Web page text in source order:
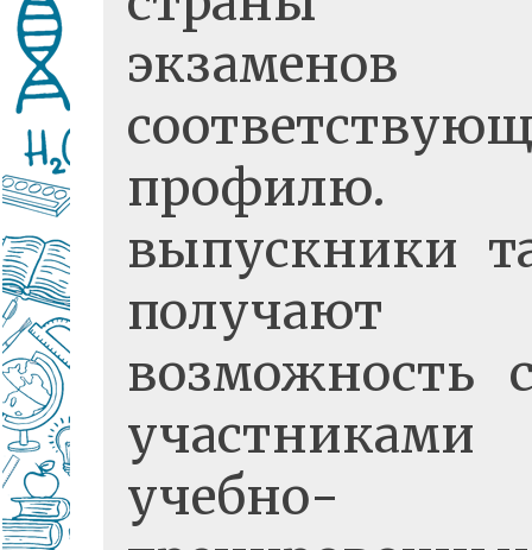
профилю.
выпускники
получают
возможность
участниками
учебно-